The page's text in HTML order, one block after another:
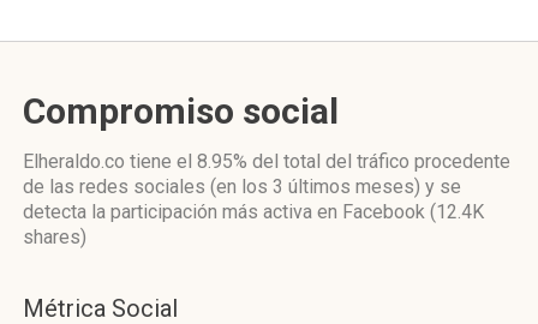
Compromiso social
Elheraldo.co tiene el 8.95% del total del tráfico procedente
de las redes sociales (en los 3 últimos meses) y se
detecta la participación más activa en Facebook (12.4K
shares)
Métrica Social